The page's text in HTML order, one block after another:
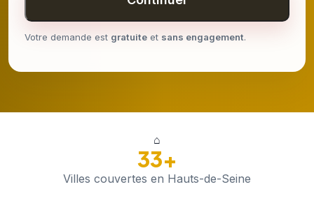
Votre demande est gratuite et sans engagement.
⌂
33+
Villes couvertes en Hauts-de-Seine